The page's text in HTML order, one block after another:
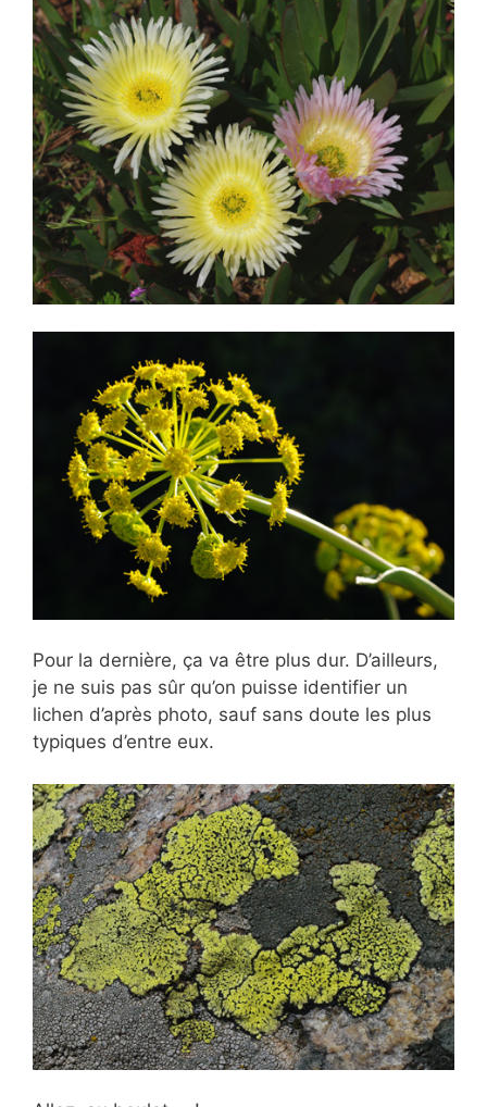
Pour la dernière, ça va être plus dur. D’ailleurs,
je ne suis pas sûr qu’on puisse identifier un
lichen d’après photo, sauf sans doute les plus
typiques d’entre eux.